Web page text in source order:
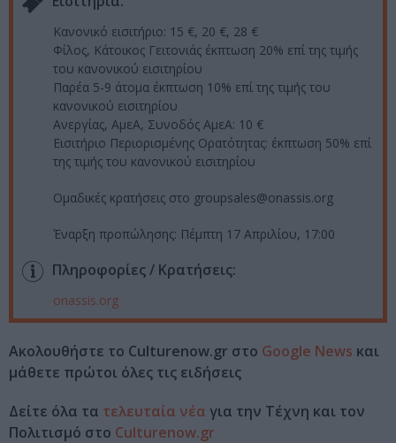
Κανονικό εισιτήριο: 15 €, 20 €, 28 €
Φίλος, Κάτοικος Γειτονιάς έκπτωση 20% επί της τιμής
του κανονικού εισιτηρίου
Παρέα 5-9 άτομα έκπτωση 10% επί της τιμής του
κανονικού εισιτηρίου
Ανεργίας, ΑμεΑ, Συνοδός ΑμεΑ: 10 €
Εισιτήριο Περιορισμένης Ορατότητας: έκπτωση 50% επί
της τιμής του κανονικού εισιτηρίου
Ομαδικές κρατήσεις στο groupsales@onassis.org
Έναρξη προπώλησης: Πέμπτη 17 Απριλίου, 17:00
Πληροφορίες / Κρατήσεις:
onassis.org
Ακολουθήστε το Culturenow.gr στο Google News και
μάθετε πρώτοι όλες τις ειδήσεις
Δείτε όλα τα τελευταία νέα για την Τέχνη και τον
Πολιτισμό στο Culturenow.gr